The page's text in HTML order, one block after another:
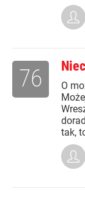
O
tak,
76